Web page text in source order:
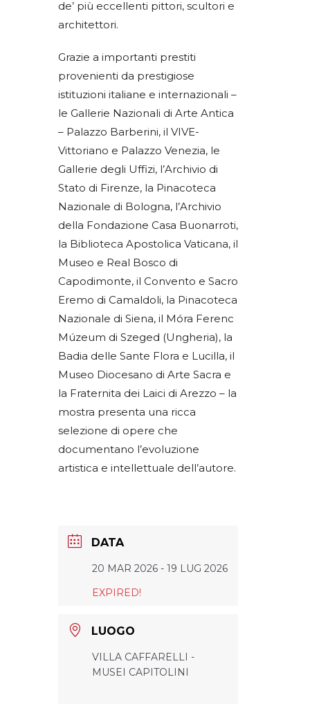
de’ più eccellenti pittori, scultori e
architettori.
Grazie a importanti prestiti
provenienti da prestigiose
istituzioni italiane e internazionali –
le Gallerie Nazionali di Arte Antica
– Palazzo Barberini, il VIVE-
Vittoriano e Palazzo Venezia, le
Gallerie degli Uffizi, l’Archivio di
Stato di Firenze, la Pinacoteca
Nazionale di Bologna, l’Archivio
della Fondazione Casa Buonarroti,
la Biblioteca Apostolica Vaticana, il
Museo e Real Bosco di
Capodimonte, il Convento e Sacro
Eremo di Camaldoli, la Pinacoteca
Nazionale di Siena, il Móra Ferenc
Múzeum di Szeged (Ungheria), la
Badia delle Sante Flora e Lucilla, il
Museo Diocesano di Arte Sacra e
la Fraternita dei Laici di Arezzo – la
mostra presenta una ricca
selezione di opere che
documentano l’evoluzione
artistica e intellettuale dell’autore.
DATA
20 MAR 2026 - 19 LUG 2026
EXPIRED!
LUOGO
VILLA CAFFARELLI -
MUSEI CAPITOLINI